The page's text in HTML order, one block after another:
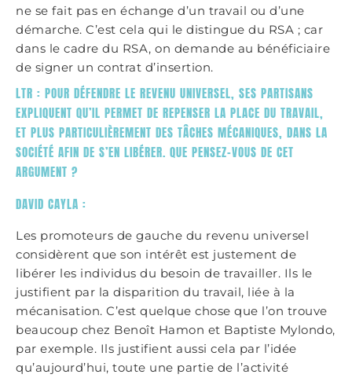
ne se fait pas en échange d’un travail ou d’une
démarche. C’est cela qui le distingue du RSA ; car
dans le cadre du RSA, on demande au bénéficiaire
de signer un contrat d’insertion.
LTR : POUR DÉFENDRE LE REVENU UNIVERSEL, SES PARTISANS
EXPLIQUENT QU’IL PERMET DE REPENSER LA PLACE DU TRAVAIL,
ET PLUS PARTICULIÈREMENT DES TÂCHES MÉCANIQUES, DANS LA
SOCIÉTÉ AFIN DE S’EN LIBÉRER. QUE PENSEZ-VOUS DE CET
ARGUMENT ?
DAVID CAYLA :
Les promoteurs de gauche du revenu universel
considèrent que son intérêt est justement de
libérer les individus du besoin de travailler. Ils le
justifient par la disparition du travail, liée à la
mécanisation. C’est quelque chose que l’on trouve
beaucoup chez Benoît Hamon et Baptiste Mylondo,
par exemple. Ils justifient aussi cela par l’idée
qu’aujourd’hui, toute une partie de l’activité